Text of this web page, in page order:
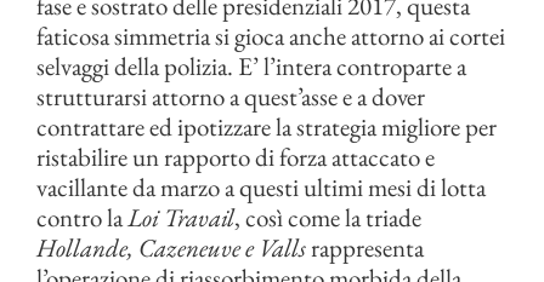
faticosa simmetria si gioca anche attorno ai cortei
selvaggi della polizia. E’ l’intera controparte a
strutturarsi attorno a quest’asse e a dover
contrattare ed ipotizzare la strategia migliore per
ristabilire un rapporto di forza attaccato e
vacillante da marzo a questi ultimi mesi di lotta
contro laLoi Travail, così come la triade
Hollande, Cazeneuve e Vallsrappresenta